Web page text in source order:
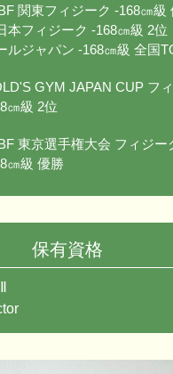
関東フィジーク -168㎝級
本フィジーク -168㎝級 2位
ルジャパン -168㎝級 全国
GYM JAPAN CUP フ
㎝級 2位
東京選手権大会 フィジー
㎝級 優勝
保有資格